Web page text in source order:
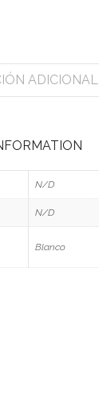
ADICIONAL
N/D
N/D
Blanco